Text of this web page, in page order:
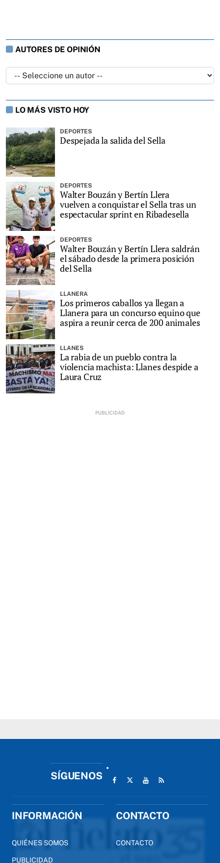
AUTORES DE OPINIÓN
LO MÁS VISTO HOY
DEPORTES
Despejada la salida del Sella
DEPORTES
Walter Bouzán y Bertín Llera
vuelven a conquistar el Sella tras un
espectacular sprint en Ribadesella
DEPORTES
Walter Bouzán y Bertín Llera saldrán
el sábado desde la primera posición
del Sella
LLANERA
Los primeros caballos ya llegan a
Llanera para un concurso equino que
aspira a reunir cerca de 200 animales
LLANES
La rabia de un pueblo contra la
violencia machista: Llanes despide a
Laura Cruz
SÍGUENOS
INFORMACIÓN
QUIÉNES SOMOS
PUBLICIDAD
CONTACTO
CONTACTO